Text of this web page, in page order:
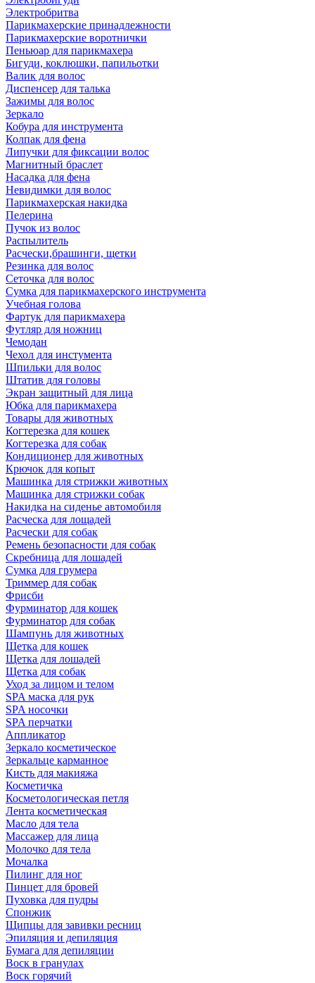
Электробритва
Парикмахерские принадлежности
Парикмахерские воротнички
Пеньюар для парикмахера
Бигуди, коклюшки, папильотки
Валик для волос
Диспенсер для талька
Зажимы для волос
Зеркало
Кобура для инструмента
Колпак для фена
Липучки для фиксации волос
Магнитный браслет
Насадка для фена
Невидимки для волос
Парикмахерская накидка
Пелерина
Пучок из волос
Распылитель
Расчески,брашинги, щетки
Резинка для волос
Сеточка для волос
Сумка для парикмахерского инструмента
Учебная голова
Фартук для парикмахера
Футляр для ножниц
Чемодан
Чехол для инстумента
Шпильки для волос
Штатив для головы
Экран защитный для лица
Юбка для парикмахера
Товары для животных
Когтерезка для кошек
Когтерезка для собак
Кондиционер для животных
Крючок для копыт
Машинка для стрижки животных
Машинка для стрижки собак
Накидка на сиденье автомобиля
Расческа для лощадей
Расчески для собак
Ремень безопасности для собак
Скребница для лошадей
Сумка для грумера
Триммер для собак
Фрисби
Фурминатор для кошек
Фурминатор для собак
Шампунь для животных
Щетка для кошек
Щетка для лошадей
Щетка для собак
Уход за лицом и телом
SPA маска для рук
SPA носочки
SPA перчатки
Аппликатор
Зеркало косметическое
Зеркальце карманное
Кисть для макияжа
Косметичка
Косметологическая петля
Лента косметическая
Масло для тела
Массажер для лица
Молочко для тела
Мочалка
Пилинг для ног
Пинцет для бровей
Пуховка для пудры
Спонжик
Щипцы для завивки ресниц
Эпиляция и депиляция
Бумага для депиляции
Воск в гранулах
Воск горячий